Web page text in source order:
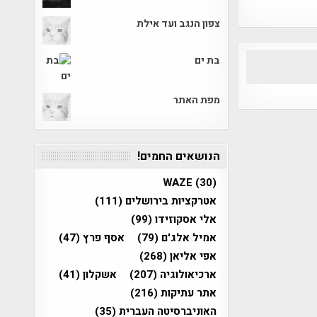
צפון הנגב ועד אילת
בת ים
מפת האתר
הנושאים החמים!
WAZE (30)
אטרקציות בירושלים (111)
אלי אסקוזידו(99)
אמיל אלג'ם (79) אסף פרץ(47)
אפי אליאן(268)
ארכיאולוגיה (207) אשקלון(41)
אתר עתיקות(216)
האוניברסיטה העברית(35)